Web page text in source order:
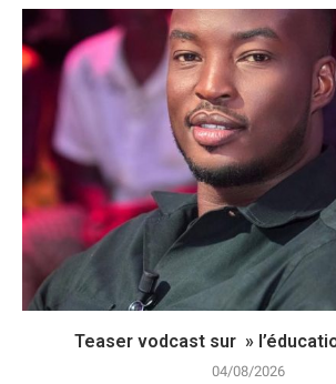
Teaser vodcast sur »
04/08/2026